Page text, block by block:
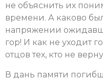
не объяснить их
времени. А каково
напряжении
гор! И как не уходит
отцов тех, кто не
В дань памяти